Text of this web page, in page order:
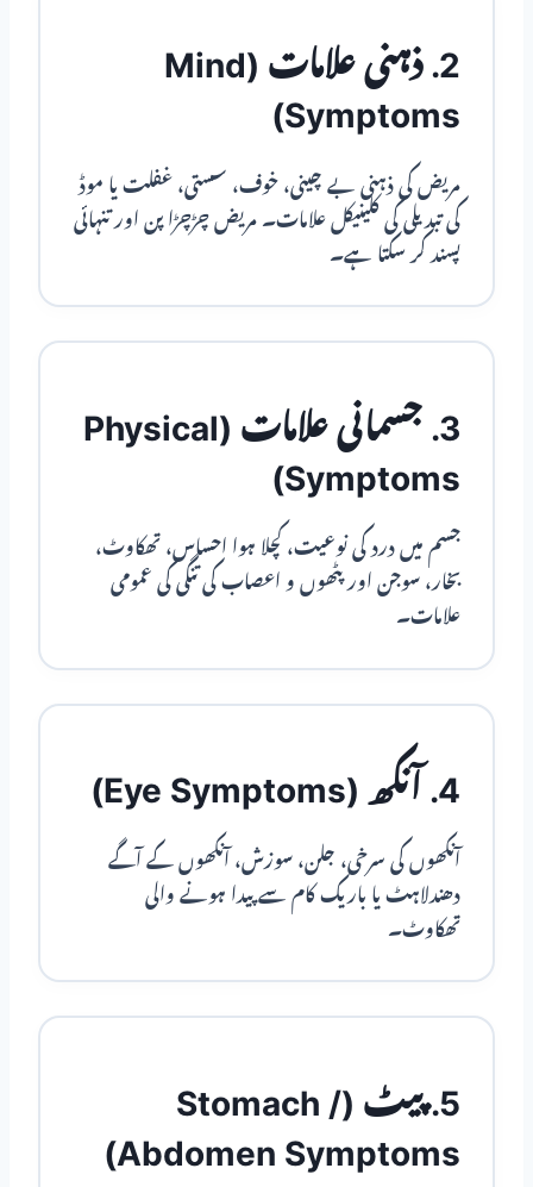
2. ذہنی علامات (Mind
Symptoms)
مریض کی ذہنی بے چینی، خوف، سستی، غفلت یا موڈ
کی تبدیلی کی کلینیکل علامات۔ مریض چڑچڑا پن اور تنہائی
پسند کر سکتا ہے۔
3. جسمانی علامات (Physical
Symptoms)
جسم میں درد کی نوعیت، کچلا ہوا احساس، تھکاوٹ،
بخار، سوجن اور پٹھوں و اعصاب کی تنگی کی عمومی
علامات۔
4. آنکھ (Eye Symptoms)
آنکھوں کی سرخی، جلن، سوزش، آنکھوں کے آگے
دھندلاہٹ یا باریک کام سے پیدا ہونے والی
تھکاوٹ۔
5. پیٹ (Stomach /
Abdomen Symptoms)